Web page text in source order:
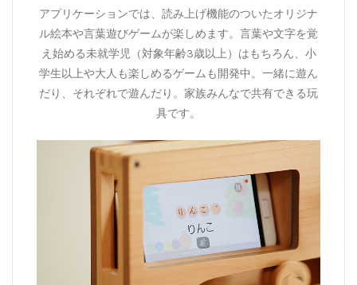
アプリケーションでは、読み上げ機能のついたオリジナ
ル絵本や言葉遊びゲームが楽しめます。言葉や文字を覚
え始める未就学児（対象年齢3歳以上）はもちろん、小
学生以上や大人も楽しめるゲームも開発中。一緒に遊ん
だり、それぞれで遊んだり。家族みんなで共有できる玩
具です。